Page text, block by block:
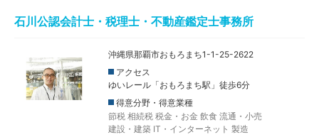
石川公認会計士・税理士・不動産鑑定士事務所
沖縄県那覇市おもろまち1-1-25-2622
アクセス
ゆいレール「おもろまち駅」徒歩6分
得意分野・得意業種
節税 相続税 税金・お金 飲食 流通・小売
建設・建築 IT・インターネット 製造